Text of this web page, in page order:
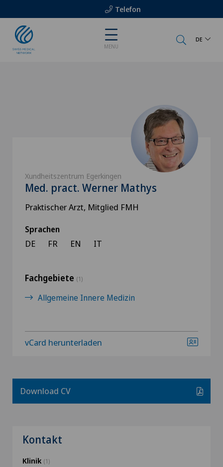
Telefon
MENU
DE
Xundheitszentrum Egerkingen
Med. pract. Werner Mathys
Praktischer Arzt, Mitglied FMH
Sprachen
DE FR EN IT
Fachgebiete (1)
Allgemeine Innere Medizin
vCard herunterladen
Download CV
Kontakt
Klinik (1)